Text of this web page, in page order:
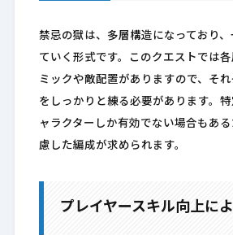
禁忌の獄は、多層構造になっており
ていく形式です。このクエストでは
ミックや敵配置がありますので、そ
をしっかりと練る必要があります。
ャラクターしか有効でない場合もあ
慮した編成が求められます。
プレイヤースキル向上に